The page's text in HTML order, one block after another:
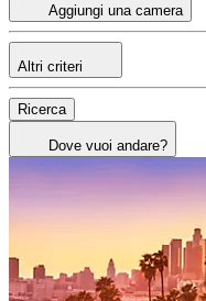
Aggiungi una camera
Altri criteri
Ricerca
Dove vuoi andare?